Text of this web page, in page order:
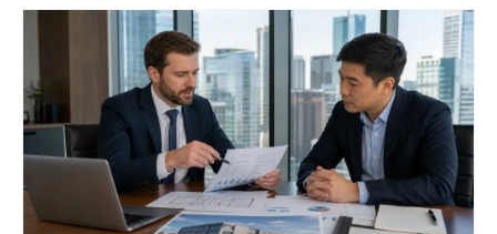
hamować rozwój i realizację nowych inwestycji. Dzięki
pożyczkom hipotecznym, przedsiębiorcy mogą zainwestować
w zakup działek, budowę nowych obiektów czy remont
istniejących. Przykłady takich inwestycji obejmują zarówno
duże projekty komercyjne, jak i mniejsze inwestycje w sektorze
mieszkalnym. Możliwość zabezpieczenia pożyczki hipoteką
zwiększa bezpieczeństwo transakcji zarówno dla
kredytobiorcy, jak i dla instytucji finansowych, co sprzyja
rozwojowi rynku budowlanego.